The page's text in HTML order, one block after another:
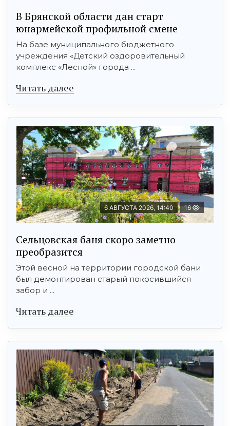
В Брянской области дан старт
юнармейской профильной смене
На базе муниципального бюджетного
учреждения «Детский оздоровительный
комплекс «Лесной» города ...
Читать далее
6 АВГУСТА 2026, 14:40 16
Сельцовская баня скоро заметно
преобразится
Этой весной на территории городской бани
был демонтирован старый покосившийся
забор и ...
Читать далее